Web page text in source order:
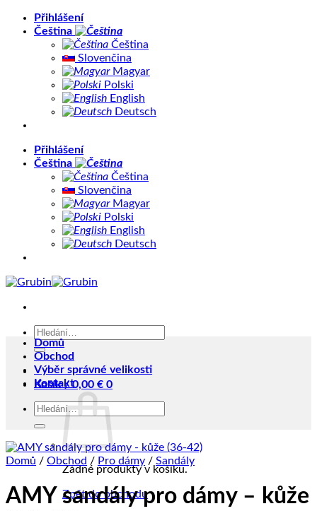
PřeskočitPřihlášení
Čeština
Čeština
Slovenčina
Magyar
Polski
English
Deutsch
Přihlášení
Čeština
Čeština
Slovenčina
Magyar
Polski
English
Deutsch
Hledat:
Košík /0,00 € 0
Žádné produkty v košíku.
Zpět do obchodu
Domů
Obchod
Výběr správné velikosti
Kontakt
Hledat:
Domů / Obchod / Pro dámy / Sandály
AMY sandály pro dámy – kůže